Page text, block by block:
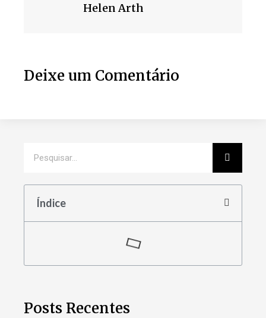
Helen Arth
Deixe um Comentário
Índice
Posts Recentes